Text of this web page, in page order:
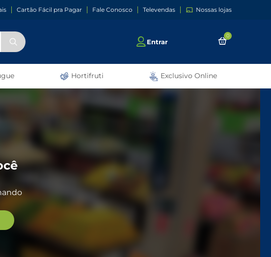
Cartão Fácil pra Pagar Fale Conosco Televendas Nossas lojas
Entrar
0
Hortifruti Exclusivo Online